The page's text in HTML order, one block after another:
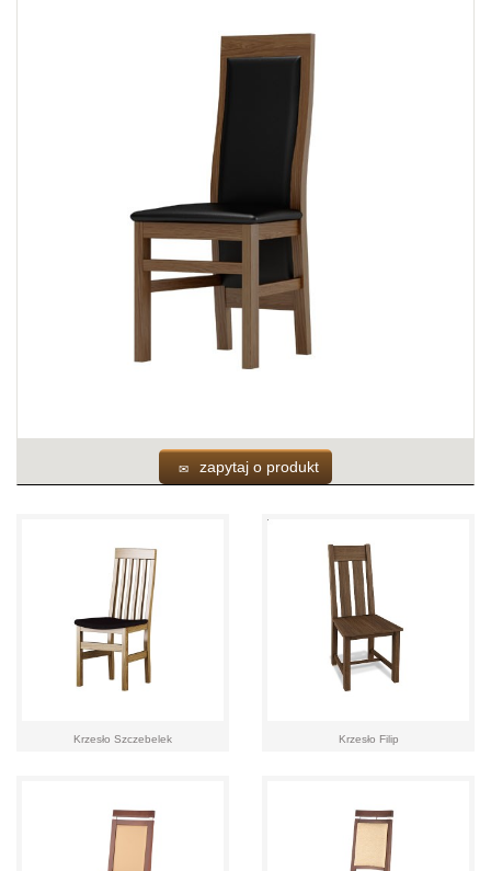
zapytaj o produkt
Krzesło Szczebelek Krzesło Filip